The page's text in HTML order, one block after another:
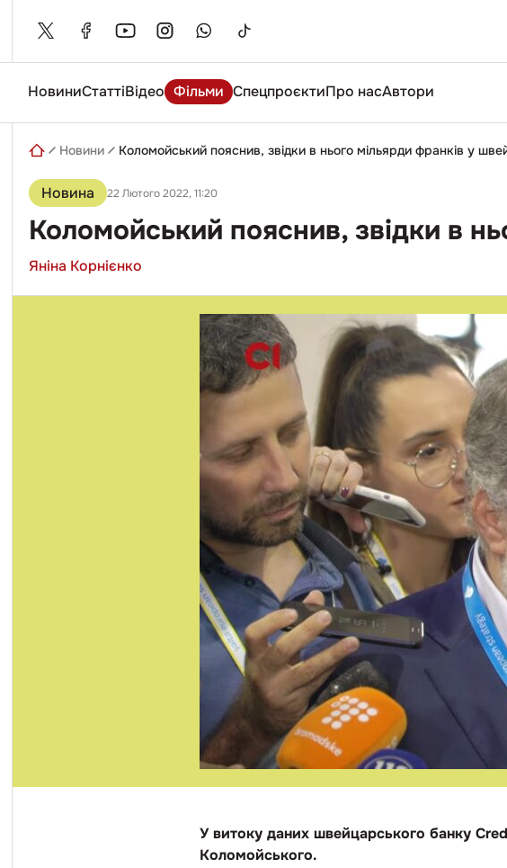
content
НовиниСтаттіВідео Фільми СпецпроєктиПро насАвтори
Введіть
Новини Коломойський пояснив, звідки в нього мільярди франків у
Новина 22 Лютого 2022, 11:20
Коломойський пояснив, звідки в
Яніна Корнієнко
У витоку даних швейцарського банку
Коломойського.